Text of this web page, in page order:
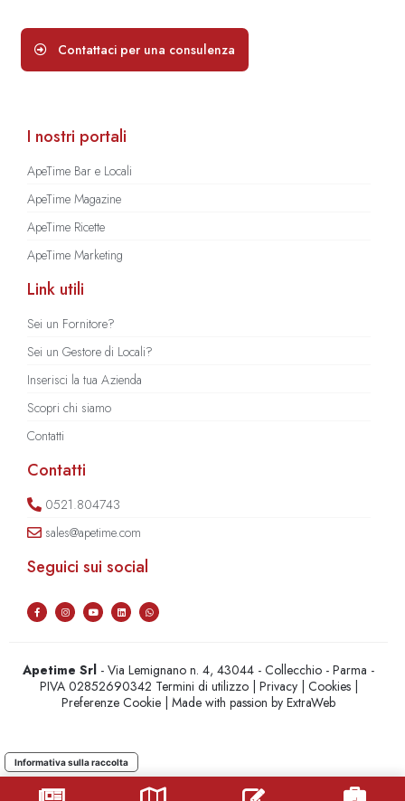
Contattaci per una consulenza
I nostri portali
ApeTime Bar e Locali
ApeTime Magazine
ApeTime Ricette
ApeTime Marketing
Link utili
Sei un Fornitore?
Sei un Gestore di Locali?
Inserisci la tua Azienda
Scopri chi siamo
Contatti
Contatti
0521.804743
sales@apetime.com
Seguici sui social
Apetime Srl - Via Lemignano n. 4, 43044 - Collecchio - Parma -
PIVA 02852690342 Termini di utilizzo| Privacy| Cookies|
Preferenze Cookie | Made with passion byExtraWeb
Informativa sulla raccolta